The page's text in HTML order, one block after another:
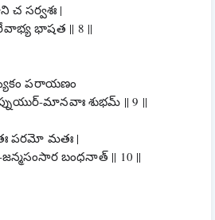
చ సర్వశః |
భాషత || 8 ||
పరాయణం
మానవాః శుభమ్ || 9 ||
పరమో మతః |
బంధనాత్ || 10 ||